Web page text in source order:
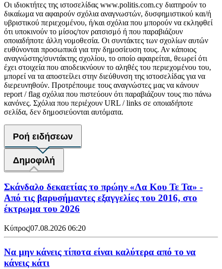
Οι ιδιοκτήτες της ιστοσελίδας www.politis.com.cy διατηρούν το
δικαίωμα να αφαιρούν σχόλια αναγνωστών, δυσφημιστικού και/ή
υβριστικού περιεχομένου, ή/και σχόλια που μπορούν να εκληφθεί
ότι υποκινούν το μίσος/τον ρατσισμό ή που παραβιάζουν
οποιαδήποτε άλλη νομοθεσία. Οι συντάκτες των σχολίων αυτών
ευθύνονται προσωπικά για την δημοσίευση τους. Αν κάποιος
αναγνώστης/συντάκτης σχολίου, το οποίο αφαιρείται, θεωρεί ότι
έχει στοιχεία που αποδεικνύουν το αληθές του περιεχομένου του,
μπορεί να τα αποστείλει στην διεύθυνση της ιστοσελίδας για να
διερευνηθούν. Προτρέπουμε τους αναγνώστες μας να κάνουν
report / flag σχόλια που πιστεύουν ότι παραβιάζουν τους πιο πάνω
κανόνες. Σχόλια που περιέχουν URL / links σε οποιαδήποτε
σελίδα, δεν δημοσιεύονται αυτόματα.
Ροή ειδήσεων
Δημοφιλή
Σκάνδαλο δεκαετίας το πρώην «Λα Κου Τε Τα» -
Από τις βαρυσήμαντες εξαγγελίες του 2016, στο
έκτρωμα του 2026
Κύπρος|07.08.2026 06:20
Να μην κάνεις τίποτα είναι καλύτερα από το να
κάνεις κάτι